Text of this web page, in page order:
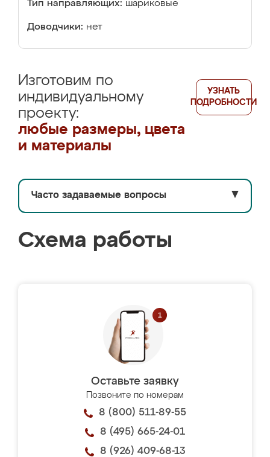
Тип направляющих: шариковые
Доводчики: нет
Изготовим по
индивидуальному
проекту:
любые размеры, цвета
и материалы
УЗНАТЬ
ПОДРОБНОСТИ
Часто задаваемые вопросы ▼
Схема работы
Оставьте заявку
Позвоните по номерам
8 (800) 511-89-55
8 (495) 665-24-01
8 (926) 409-68-13